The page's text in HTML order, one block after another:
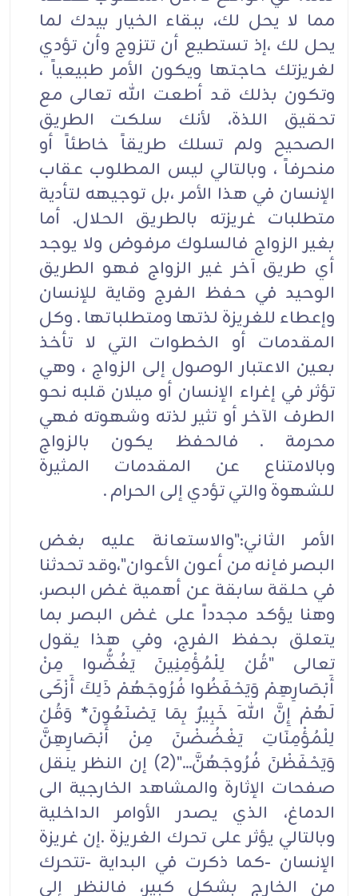
مما لا يحل لك، ببقاء الخيار بيدك لما
يحل لك ،إذ تستطيع أن تتزوج وأن تؤدي
لغريزتك حاجتها ويكون الأمر طبيعياً ،
وتكون بذلك قد أطعت الله تعالى مع
تحقيق اللذة، لأنك سلكت الطريق
الصحيح ولم تسلك طريقاً خاطئاً أو
منحرفاً ، وبالتالي ليس المطلوب عقاب
الإنسان في هذا الأمر ،بل توجيهه لتأدية
متطلبات غريزته بالطريق الحلال. أما
بغير الزواج فالسلوك مرفوض ولا يوجد
أي طريق آخر غير الزواج فهو الطريق
الوحيد في حفظ الفرج وقاية للإنسان
وإعطاء للغريزة لذتها ومتطلباتها . وكل
المقدمات أو الخطوات التي لا تأخذ
بعين الاعتبار الوصول إلى الزواج ، وهي
تؤثر في إغراء الإنسان أو ميلان قلبه نحو
الطرف الآخر أو تثير لذته وشهوته فهي
محرمة . فالحفظ يكون بالزواج
وبالامتناع عن المقدمات المثيرة
للشهوة والتي تؤدي إلى الحرام .
الأمر الثاني:"والاستعانة عليه بغض
البصر فإنه من أعون الأعوان"،وقد تحدثنا
في حلقة سابقة عن أهمية غض البصر،
وهنا يؤكد مجدداً على غض البصر بما
يتعلق بحفظ الفرج، وفي هذا يقول
تعالى "قُلْ لِلْمُؤْمِنِينَ يَغُضُّوا مِنْ
أَبْصَارِهِمْ وَيَحْفَظُوا فُرُوجَهُمْ ذَلِكَ أَزْكَى
لَهُمْ إِنَّ اللهَ خَبِيرٌ بِمَا يَصْنَعُونَ* وَقُلْ
لِلْمُؤْمِنَاتِ يَغْضُضْنَ مِنْ أَبْصَارِهِنَّ
وَيَحْفَظْنَ فُرُوجَهُنَّ..."(2) إن النظر ينقل
صفحات الإثارة والمشاهد الخارجية الى
الدماغ، الذي يصدر الأوامر الداخلية
وبالتالي يؤثر على تحرك الغريزة .إن غريزة
الإنسان -كما ذكرت في البداية -تتحرك
من الخارج بشكل كبير، فالنظر إلى